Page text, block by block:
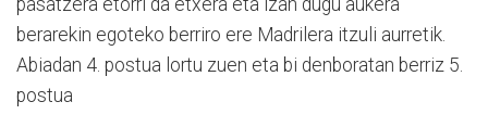
pasatzera etorri da etxera eta izan dugu aukera
berarekin egoteko berriro ere Madrilera itzuli aurretik.
Abiadan 4. postua lortu zuen eta bi denboratan berriz 5.
postua